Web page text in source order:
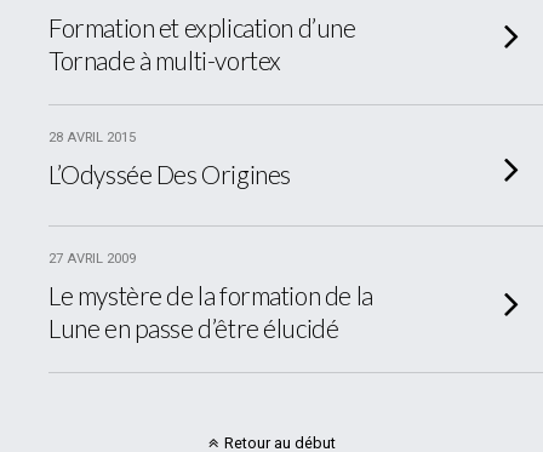
Formation et explication d’une
Tornade à multi-vortex
28 AVRIL 2015
L’Odyssée Des Origines
27 AVRIL 2009
Le mystère de la formation de la
Lune en passe d’être élucidé
Retour au début